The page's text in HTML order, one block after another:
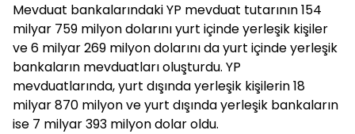
Mevduat bankalarındaki YP mevduat tutarının 154
milyar 759 milyon dolarını yurt içinde yerleşik kişiler
ve 6 milyar 269 milyon dolarını da yurt içinde yerleşik
bankaların mevduatları oluşturdu. YP
mevduatlarında, yurt dışında yerleşik kişilerin 18
milyar 870 milyon ve yurt dışında yerleşik bankaların
ise 7 milyar 393 milyon dolar oldu.